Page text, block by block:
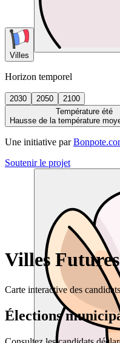
Villes
Horizon temporel
2030 2050
2100
Température été
Hausse de la température
Une initiative par
Soutenir le projet
Villes
Carte interactive des
Élections